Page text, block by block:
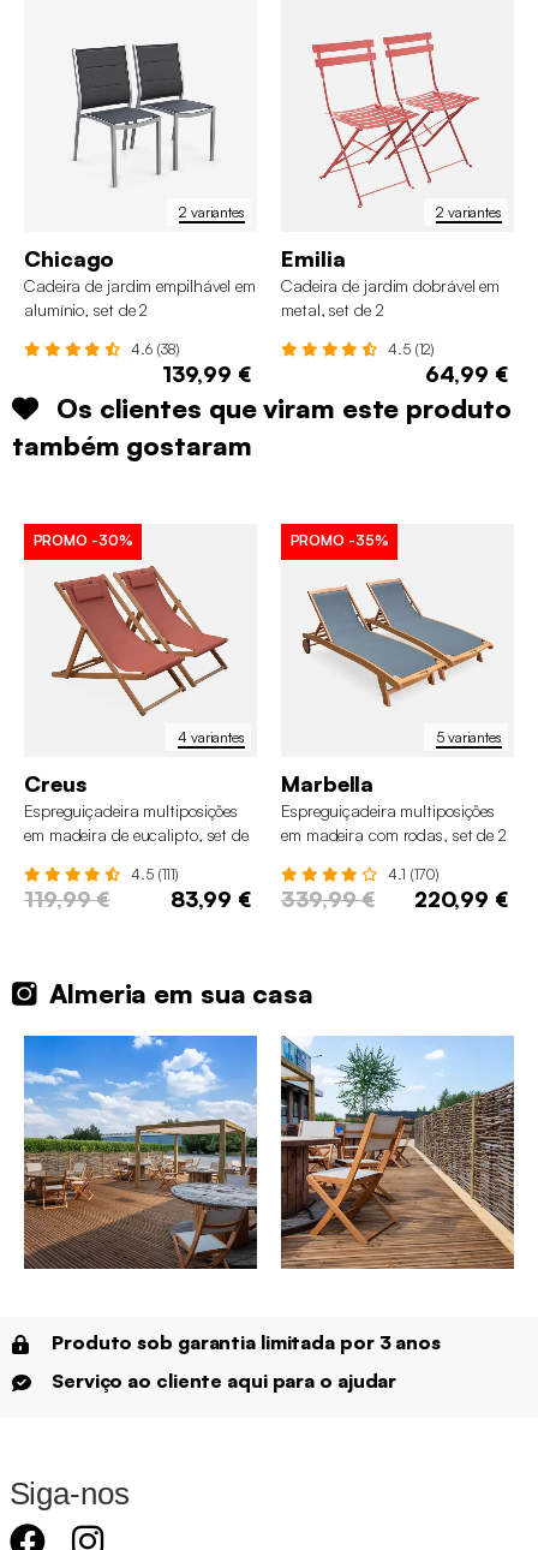
2 variantes
Chicago
Cadeira de jardim empilhável em
alumínio, set de 2
4.6 (38)
139,99 €
2 variantes
Emilia
Cadeira de jardim dobrável em
metal, set de 2
4.5 (12)
64,99 €
Os clientes que viram este produto
também gostaram
4 variantes
PROMO -30%
Creus
Espreguiçadeira multiposições
em madeira de eucalipto, set de
4.5 (111)
119,99 € 83,99 €
5 variantes
PROMO -35%
Marbella
Espreguiçadeira multiposições
em madeira com rodas, set de 2
4.1 (170)
339,99 € 220,99 €
Almeria em sua casa
Produto sob garantia limitada por 3 anos
Serviço ao cliente aqui para o ajudar
Siga-nos